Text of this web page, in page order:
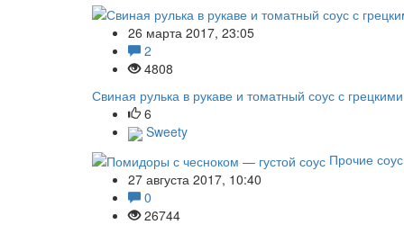
26 марта 2017, 23:05
2
4808
Свиная рулька в рукаве и томатный соус с
6
Sweety
Прочие
27 августа 2017, 10:40
0
26744